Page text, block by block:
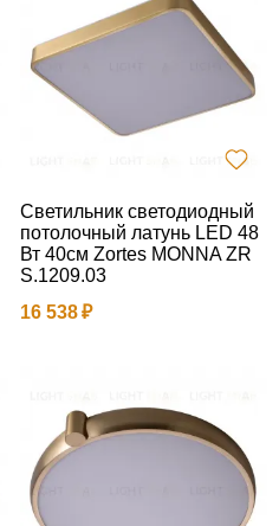
Светильник светодиодный
потолочный латунь LED 48
Вт 40см Zortes MONNA ZR
S.1209.03
16 538